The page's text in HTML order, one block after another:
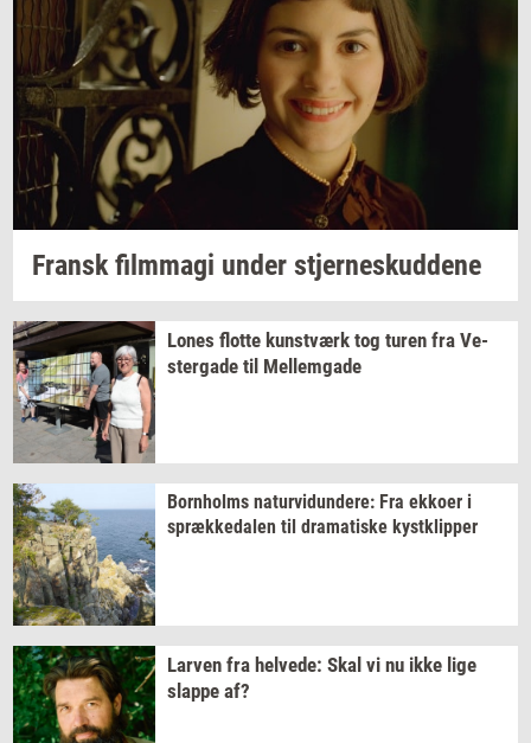
Fransk film­magi under stjer­neskud­de­ne
Lones flot­te kunst­værk tog turen fra Ve­
ster­ga­de til Mel­lem­ga­de
Born­holms na­tur­vi­dun­de­re: Fra ek­ko­er i
spræk­ke­da­len til dra­ma­ti­ske kyst­klip­per
Lar­ven fra hel­ve­de: Skal vi nu ikke lige
slap­pe af?